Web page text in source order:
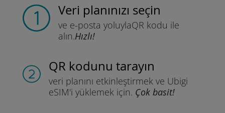
Veri planınızı seçin
ve e-posta yoluylaQR kodu ile
alın.Hızlı!
QR kodunu tarayın
veri planını etkinleştirmek ve Ubigi
eSIM'i yüklemek için. Çok basit!